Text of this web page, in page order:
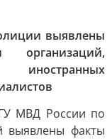
выявлены
организаций,
МВД России по
выявлены факты